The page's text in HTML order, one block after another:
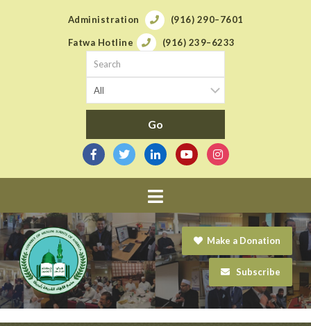
Administration (916) 290–7601
Fatwa Hotline (916) 239–6233
Navigation
Make a Donation
Subscribe